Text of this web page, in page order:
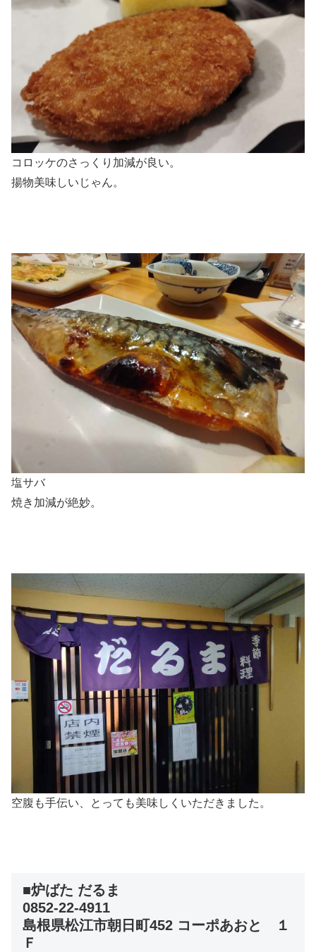
コロッケのさっくり加減が良い。
揚物美味しいじゃん。
塩サバ
焼き加減が絶妙。
空腹も手伝い、とっても美味しくいただきました。
■炉ばた だるま
0852-22-4911
島根県松江市朝日町452 コーポあおと １
Ｆ